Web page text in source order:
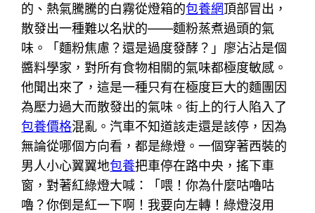
的、熱氣騰騰的白霧從燈箱的包養網頂部冒出，
散發出一種難以名狀的——麵粉蒸煮過頭的氣
味。「麵粉焦慮？還是過度發酵？」廖沾沾是個
醬料學家，對所有食物相關的氣味都極度敏感。
他聞出來了，這是一種只有在極度巨大的麵團因
為壓力過大而散發出的氣味。街上的行人陷入了
包養價格混亂。汽車不知道該走還是該停，因為
無論從哪個方向看，都是綠燈。一個穿著西裝的
男人小心翼翼地包養把車停在路中央，搖下車
窗，對著紅綠燈大喊：「喂！你為什麼咕嚕咕
嚕？你倒是紅一下啊！我要向左轉！綠燈沒用